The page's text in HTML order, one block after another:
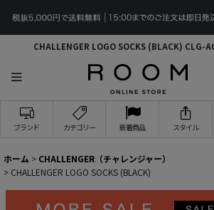
CHALLENGER LOGO SOCKS (BLACK) CLG-
ブランド カテゴリー 新着商品 スタイル
ホーム > CHALLENGER（チャレンジャー）
> CHALLENGER LOGO SOCKS (BLACK)